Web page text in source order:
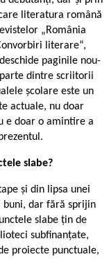
literatura română
„România
literare“,
paginile nou-
dintre scriitorii
școlare este un
actuale, nu doar
e doar o amintire a
slabe?
și din lipsa unei
dar fără sprijin
slabe țin de
subfinanțate,
proiecte punctuale,